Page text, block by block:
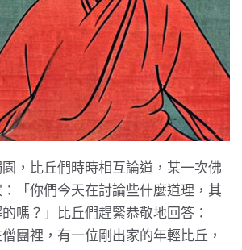
，比丘們時時相互論道，某一次佛
「你們今天在討論些什麼道理，其
嗎？」比丘們趕緊恭敬地回答：
僧團裡，有一位剛出家的年輕比丘，